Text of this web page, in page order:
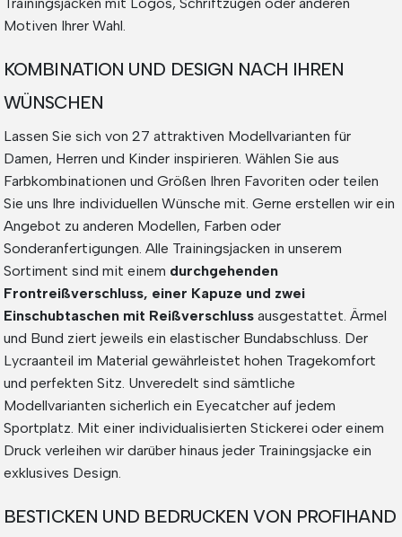
Motiven Ihrer Wahl.
KOMBINATION UND DESIGN NACH IHREN
WÜNSCHEN
Lassen Sie sich von 27 attraktiven Modellvarianten für
Damen, Herren und Kinder inspirieren. Wählen Sie aus
Farbkombinationen und Größen Ihren Favoriten oder teilen
Sie uns Ihre individuellen Wünsche mit. Gerne erstellen wir ein
Angebot zu anderen Modellen, Farben oder
Sonderanfertigungen. Alle Trainingsjacken in unserem
Sortiment sind mit einem durchgehenden
Frontreißverschluss, einer Kapuze und zwei
Einschubtaschen mit Reißverschluss ausgestattet. Ärmel
und Bund ziert jeweils ein elastischer Bundabschluss. Der
Lycraanteil im Material gewährleistet hohen Tragekomfort
und perfekten Sitz. Unveredelt sind sämtliche
Modellvarianten sicherlich ein Eyecatcher auf jedem
Sportplatz. Mit einer individualisierten Stickerei oder einem
Druck verleihen wir darüber hinaus jeder Trainingsjacke ein
exklusives Design.
BESTICKEN UND BEDRUCKEN VON PROFIHAND